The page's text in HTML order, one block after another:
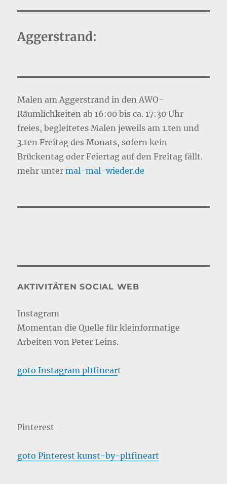
Aggerstrand:
Malen am Aggerstrand in den AWO-
Räumlichkeiten ab 16:00 bis ca. 17:30 Uhr
freies, begleitetes Malen jeweils am 1.ten und
3.ten Freitag des Monats, sofern kein
Brückentag oder Feiertag auf den Freitag fällt.
mehr untermal-mal-wieder.de
AKTIVITÄTEN SOCIAL WEB
Instagram
Momentan die Quelle für kleinformatige
Arbeiten von Peter Leins.
goto Instagram pl1fineart
Pinterest
goto Pinterest kunst-by-pl1fineart